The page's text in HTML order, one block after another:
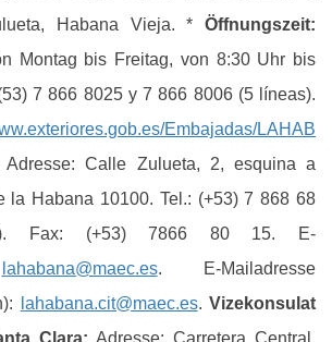
Habana Vieja. * Öffnungszeit:
Montag bis Freitag, von 8:30 Uhr bis
7 866 8025 y 7 866 8006 (5 líneas).
Embajadas/LAHAB
Adresse: Calle Zulueta, 2, esquina a
la Habana 10100. Tel.: (+53) 7 868 68
Fax: (+53) 7866 80 15. E-
lahabana@maec.es. E-Mailadresse
lahabana.cit@maec.es.Vizekonsulat
Clara: Adresse: Carretera Central,